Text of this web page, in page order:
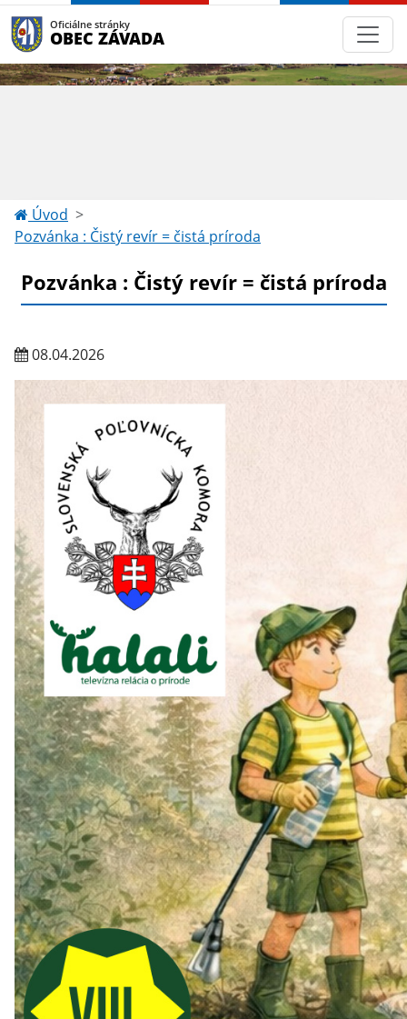
Oficiálne stránky
OBEC ZÁVADA
Úvod
Pozvánka : Čistý revír = čistá príroda
Pozvánka : Čistý revír = čistá príroda
08.04.2026